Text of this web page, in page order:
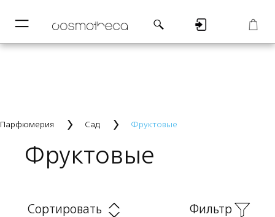
─
─ РегистрацияКорзина
Парфюмерия Сад Фруктовые
Фруктовые
Сортировать Фильтр